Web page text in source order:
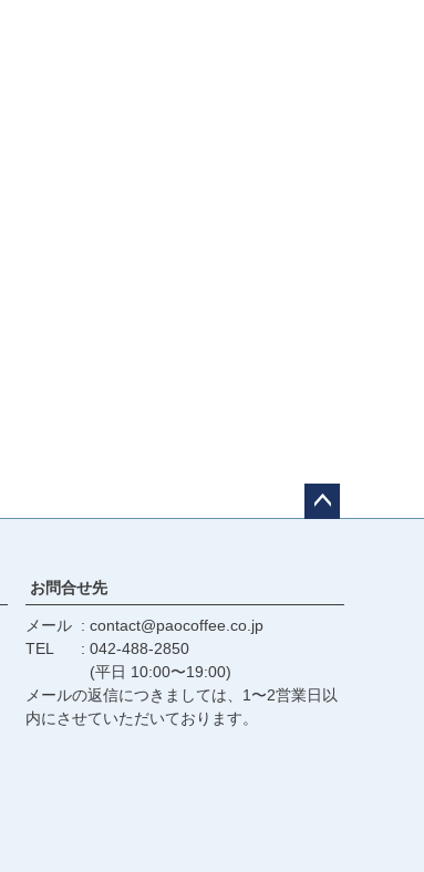
へ
お問合せ先
メール
contact@paocoffee.co.jp
TEL
042-488-2850
(平日 10:00〜19:00)
メールの返信につきましては、1〜2営業日以
内にさせていただいております。